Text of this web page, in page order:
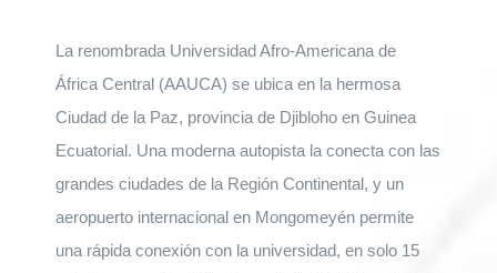
La renombrada Universidad Afro-Americana de
África Central (AAUCA) se ubica en la hermosa
Ciudad de la Paz, provincia de Djibloho en Guinea
Ecuatorial. Una moderna autopista la conecta con las
grandes ciudades de la Región Continental, y un
aeropuerto internacional en Mongomeyén permite
una rápida conexión con la universidad, en solo 15